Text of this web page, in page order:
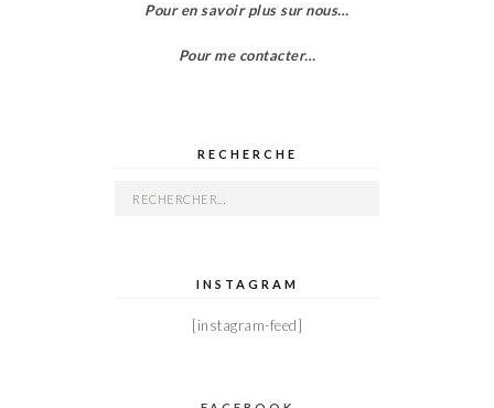
Pour en savoir plus sur nous…
Pour me contacter…
RECHERCHE
Rechercher :
INSTAGRAM
[instagram-feed]